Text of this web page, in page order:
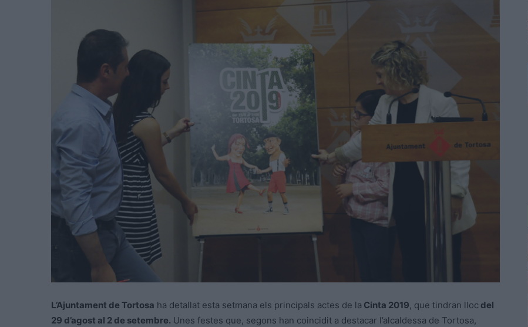
L’Ajuntament de Tortosa ha detallat esta setmana els principals actes de la Cinta 2019, que tindran lloc del
29 d’agost al 2 de setembre. Unes festes que, segons han coincidit a destacar l’alcaldessa de Tortosa,